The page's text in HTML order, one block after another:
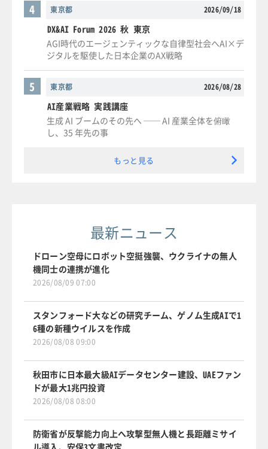
東京都 2026/09/18
4
DX&AI Forum 2026 秋 東京
AGI時代のエージェンティックな自律型社会へAI×デ
ジタルを駆使した日本企業のAX戦略
東京都 2026/08/28
5
AI産業戦略 実践講座
生成 AI ブームのその先へ ── AI 産業全体を俯瞰
し、35 年先の事
もっと見る
最新ニュース
ドローン空母にロボット空挺強襲、ウクライナの無人
機同士の連携が進化
2026/08/09 07:00
スタンフォード大などの研究チーム、ゲノム生成AIで1
6種の新種ウイルスを作成
2026/08/08 09:00
秋田市に日本最大級AIデータセンター建設、UAEファン
ドが最大1兆円投資
2026/08/08 08:00
防衛省が反撃能力向上へ攻撃型無人機と長距離ミサイ
ル導入、安保3文書改定